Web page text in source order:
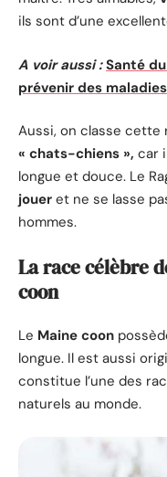
ils sont d’une
A voir aussi : Santé
prévenir des
Aussi, on classe cette
« chats-chiens », car
longue et douce. Le
jouer et ne se lasse
hommes.
La race célèbre
coon
Le Maine coon
longue. Il est aussi
constitue l’une des
naturels au monde.